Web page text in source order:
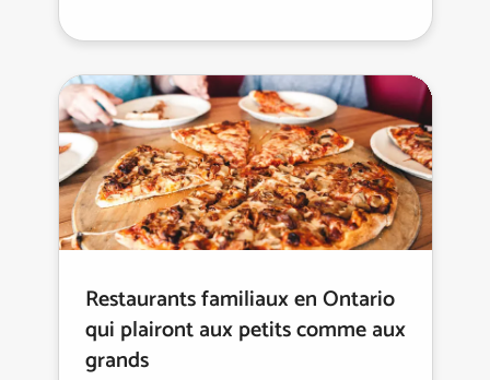
Restaurants familiaux en Ontario
qui plairont aux petits comme aux
grands